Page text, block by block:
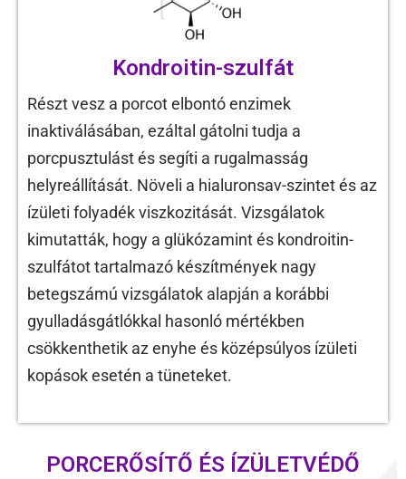
Kondroitin-szulfát
Részt vesz a porcot elbontó enzimek
inaktiválásában, ezáltal gátolni tudja a
porcpusztulást és segíti a rugalmasság
helyreállítását. Növeli a hialuronsav-szintet és az
ízületi folyadék viszkozitását. Vizsgálatok
kimutatták, hogy a glükózamint és kondroitin-
szulfátot tartalmazó készítmények nagy
betegszámú vizsgálatok alapján a korábbi
gyulladásgátlókkal hasonló mértékben
csökkenthetik az enyhe és középsúlyos ízületi
kopások esetén a tüneteket.
PORCERŐSÍTŐ ÉS ÍZÜLETVÉDŐ